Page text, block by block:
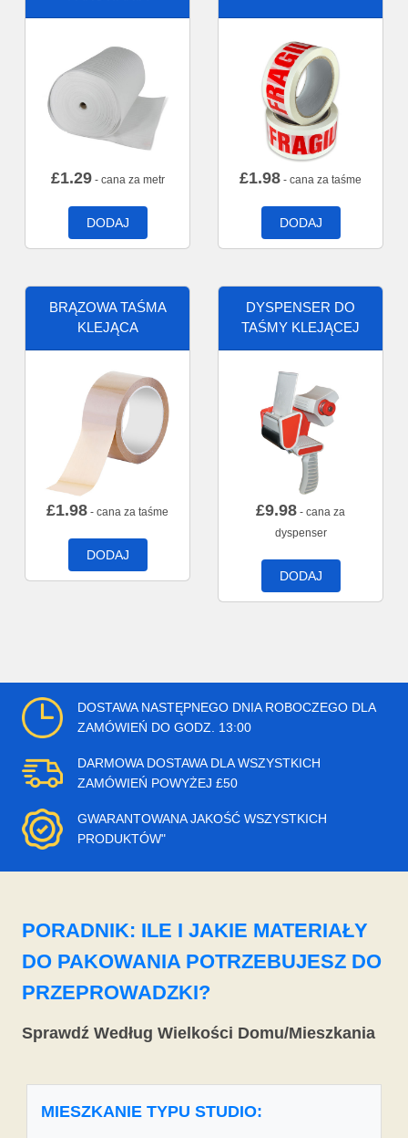
£1.29- cana za metr
DODAJ
£1.98 - cana za taśme
DODAJ
BRĄZOWA TAŚMA
KLEJĄCA
£1.98 - cana za taśme
DODAJ
DYSPENSER DO
TAŚMY KLEJĄCEJ
£9.98 - cana za
dyspenser
DODAJ
DOSTAWA NASTĘPNEGO DNIA ROBOCZEGO DLA
ZAMÓWIEŃ DO GODZ. 13:00
DARMOWA DOSTAWA DLA WSZYSTKICH
ZAMÓWIEŃ POWYŻEJ £50
GWARANTOWANA JAKOŚĆ WSZYSTKICH
PRODUKTÓW"
PORADNIK: ILE I JAKIE MATERIAŁY
DO PAKOWANIA POTRZEBUJESZ DO
PRZEPROWADZKI?
Sprawdź Według Wielkości Domu/Mieszkania
MIESZKANIE TYPU STUDIO: